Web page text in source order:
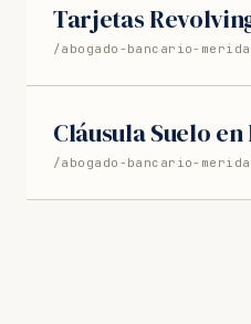
Tarjetas
/abogado-bancario-
Cláusula Suelo
/abogado-bancario-